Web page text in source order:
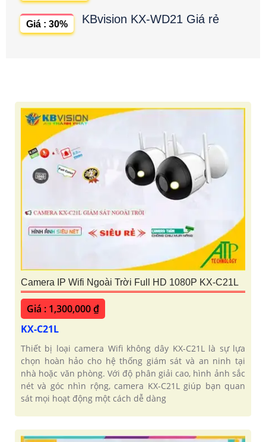
KBvision KX-WD21 Giá rẻ
Giá : 30%
Camera IP Wifi Ngoài Trời Full HD 1080P KX-C21L
Giá : 1,300,000 ₫
KX-C21L
Thiết bị loại camera Wifi không dây KX-C21L là sự lựa
chọn hoàn hảo cho hệ thống giám sát và an ninh tại
nhà hoặc văn phòng. Với độ phân giải cao, hình ảnh sắc
nét và góc nhìn rộng, camera KX-C21L giúp bạn quan
sát mọi hoạt động một cách dễ dàng